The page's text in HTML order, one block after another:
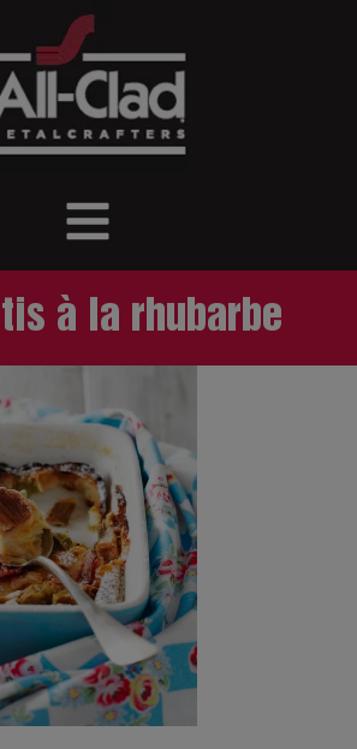
à la rhubarbe